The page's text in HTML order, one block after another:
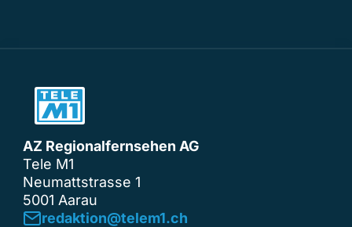
AZ Regionalfernsehen AG
Tele M1
Neumattstrasse 1
5001 Aarau
redaktion@telem1.ch